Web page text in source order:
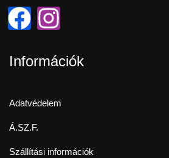
Információk
Adatvédelem
Á.SZ.F.
Szállítási információk